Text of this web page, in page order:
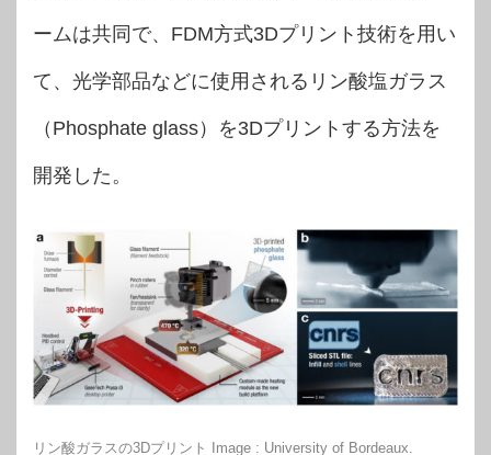
ームは共同で、FDM方式3Dプリント技術を用い
て、光学部品などに使用されるリン酸塩ガラス
（Phosphate glass）を3Dプリントする方法を
開発した。
リン酸ガラスの3Dプリント Image : University of Bordeaux.